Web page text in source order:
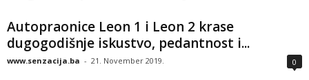
Autopraonice Leon 1 i Leon 2 krase
dugogodišnje iskustvo, pedantnost i...
www.senzacija.ba - 21. November 2019. 0